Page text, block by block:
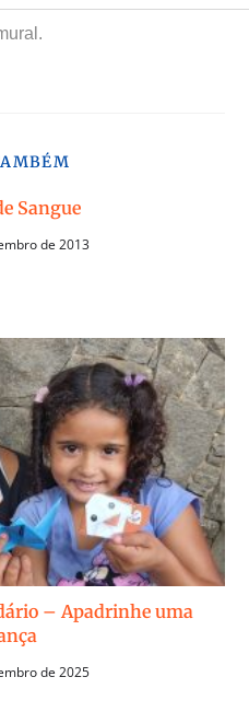
Sangue
de 2013
– Apadrinhe uma
de 2025